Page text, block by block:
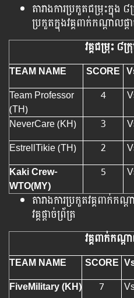
តារាងការ​ប្រកួត​ជម្រុះ​ក្នុ
ប្រកួត​ក្នុង​វគ្គ​ពាក់​កណ្ដាល​ផ្ដ
វគ្គ​ជម្រុះ​ ៨
TEAM NAME
SCORE
Team Professor
(TH)
4
NeverCare (KH)
3
EstrellTikie (TH)
2
Kaki Crew-
WTO(MY)
5
តារាង​ការ​ប្រកួត​វគ្គ​ពាក់​ក
វគ្គ​ផ្ដាច់​ព្រ័ត្រ
វគ្គ​ពាក់​កណ្ដ
TEAM NAME
SCORE
FiveMilitary (KH)
7